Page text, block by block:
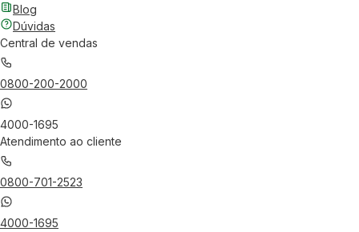
Blog
Dúvidas
Central de vendas
0800-200-2000
4000-1695
Atendimento ao cliente
0800-701-2523
4000-1695